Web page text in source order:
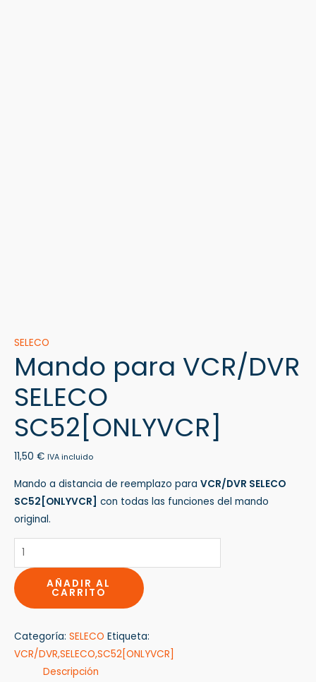
SELECO
Mando para VCR/DVR
SELECO
SC52[ONLYVCR]
11,50 € IVA incluido
Mando a distancia de reemplazo para VCR/DVR SELECO
SC52[ONLYVCR] con todas las funciones del mando
original.
AÑADIR AL
CARRITO
Categoría: SELECO Etiqueta:
VCR/DVR,SELECO,SC52[ONLYVCR]
Descripción